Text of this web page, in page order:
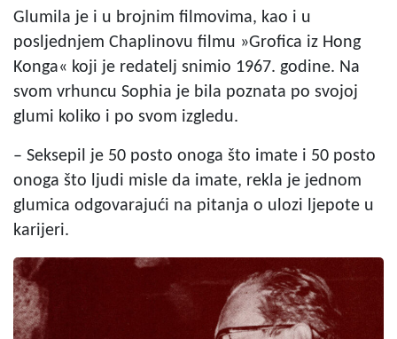
Glumila je i u brojnim filmovima, kao i u
posljednjem Chaplinovu filmu »Grofica iz Hong
Konga« koji je redatelj snimio 1967. godine. Na
svom vrhuncu Sophia je bila poznata po svojoj
glumi koliko i po svom izgledu.
– Seksepil je 50 posto onoga što imate i 50 posto
onoga što ljudi misle da imate, rekla je jednom
glumica odgovarajući na pitanja o ulozi ljepote u
karijeri.